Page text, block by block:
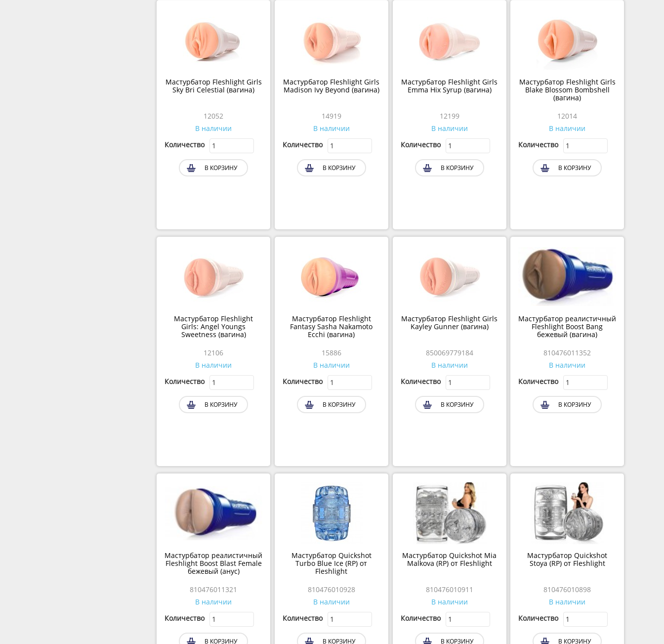
Мастурбатор Fleshlight Girls
Sky Bri Celestial (вагина)
12052
В наличии
Количество
В КОРЗИНУ
Мастурбатор Fleshlight Girls
Madison Ivy Beyond (вагина)
14919
В наличии
Количество
В КОРЗИНУ
Мастурбатор Fleshlight Girls
Emma Hix Syrup (вагина)
12199
В наличии
Количество
В КОРЗИНУ
Мастурбатор Fleshlight Girls
Blake Blossom Bombshell
(вагина)
12014
В наличии
Количество
В КОРЗИНУ
Мастурбатор Fleshlight
Girls: Angel Youngs
Sweetness (вагина)
12106
В наличии
Количество
В КОРЗИНУ
Мастурбатор Fleshlight
Fantasy Sasha Nakamoto
Ecchi (вагина)
15886
В наличии
Количество
В КОРЗИНУ
Мастурбатор Fleshlight Girls
Kayley Gunner (вагина)
850069779184
В наличии
Количество
В КОРЗИНУ
Мастурбатор реалистичный
Fleshlight Boost Bang
бежевый (вагина)
810476011352
В наличии
Количество
В КОРЗИНУ
Мастурбатор реалистичный
Fleshlight Boost Blast Female
бежевый (анус)
810476011321
В наличии
Количество
В КОРЗИНУ
Мастурбатор Quickshot
Turbo Blue Ice (RP) от
Fleshlight
810476010928
В наличии
Количество
В КОРЗИНУ
Мастурбатор Quickshot Mia
Malkova (RP) от Fleshlight
810476010911
В наличии
Количество
В КОРЗИНУ
Мастурбатор Quickshot
Stoya (RP) от Fleshlight
810476010898
В наличии
Количество
В КОРЗИНУ